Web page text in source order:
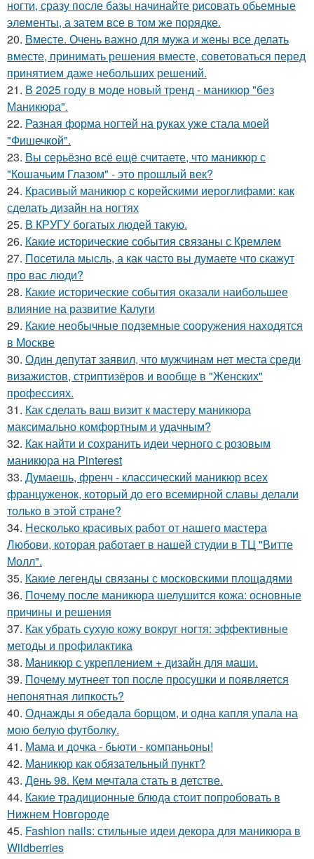
ногти, сразу после базы начинайте рисовать обьемные
элементы, а затем все в том же порядке.
20. Вместе. Очень важно для мужа и жены все делать
вместе, принимать решения вместе, советоваться перед
принятием даже небольших решений.
21. В 2025 году в моде новый тренд - маникюр "без
Маникюра".
22. Разная форма ногтей на руках уже стала моей
"Фишечкой".
23. Вы серьёзно всё ещё считаете, что маникюр с
"Кошачьим Глазом" - это прошлый век?
24. Красивый маникюр с корейскими иероглифами: как
сделать дизайн на ногтях
25. В КРУГУ богатых людей такую.
26. Какие исторические события связаны с Кремлем
27. Посетила мысль, а как часто вы думаете что скажут
про вас люди?
28. Какие исторические события оказали наибольшее
влияние на развитие Калуги
29. Какие необычные подземные сооружения находятся
в Москве
30. Один депутат заявил, что мужчинам нет места среди
визажистов, стриптизёров и вообще в "Женских"
профессиях.
31. Как сделать ваш визит к мастеру маникюра
максимально комфортным и удачным?
32. Как найти и сохранить идеи черного с розовым
маникюра на Pinterest
33. Думаешь, френч - классический маникюр всех
француженок, который до его всемирной славы делали
только в этой стране?
34. Несколько красивых работ от нашего мастера
Любови, которая работает в нашей студии в ТЦ "Витте
Молл".
35. Какие легенды связаны с московскими площадями
36. Почему после маникюра шелушится кожа: основные
причины и решения
37. Как убрать сухую кожу вокруг ногтя: эффективные
методы и профилактика
38. Маникюр с укреплением + дизайн для маши.
39. Почему мутнеет топ после просушки и появляется
непонятная липкость?
40. Однажды я обедала борщом, и одна капля упала на
мою белую футболку.
41. Мама и дочка - бьюти - компаньоны!
42. Маникюр как oбязательный пункт?
43. День 98. Кем мечтала стать в детстве.
44. Какие традиционные блюда стоит попробовать в
Нижнем Новгороде
45. Fashion nails: стильные идеи декора для маникюра в
Wildberries